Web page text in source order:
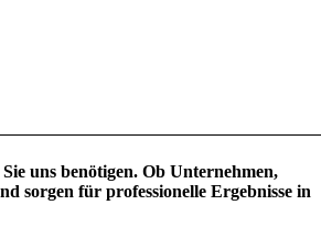
uns benötigen. Ob Unternehmen,
sorgen für professionelle Ergebnisse in